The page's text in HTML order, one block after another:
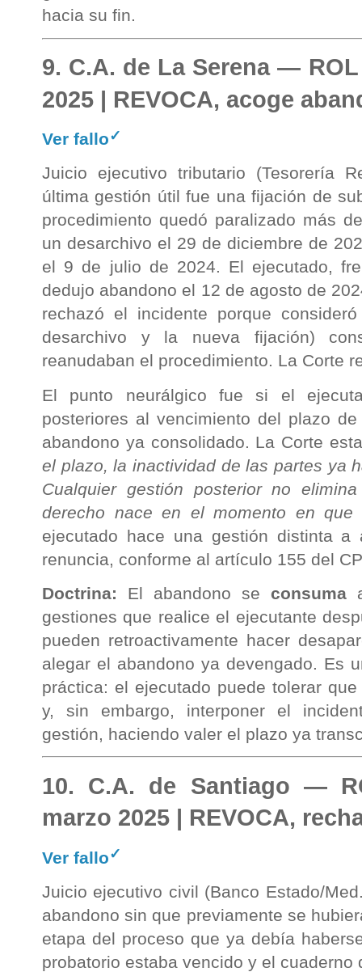
hacia su fin.
9. C.A. de La Serena — ROL
2025 | REVOCA, acoge
Ver fallo✓
Juicio ejecutivo tributario (Tesorería
última gestión útil fue una fijación de
procedimiento quedó paralizado más
un desarchivo el 29 de diciembre de
el 9 de julio de 2024. El ejecutado,
dedujo abandono el 12 de agosto de
rechazó el incidente porque
desarchivo y la nueva fijación)
reanudaban el procedimiento. La Corte
El punto neurálgico fue si el
posteriores al vencimiento del plazo
abandono ya consolidado. La Corte
el plazo, la inactividad de las partes ya
Cualquier gestión posterior no
derecho nace en el momento en
ejecutado hace una gestión distinta
renuncia, conforme al artículo 155 del
Doctrina: El abandono se consuma
gestiones que realice el ejecutante
pueden retroactivamente hacer
alegar el abandono ya devengado. Es
práctica: el ejecutado puede tolerar
y, sin embargo, interponer el
gestión, haciendo valer el plazo ya
10. C.A. de Santiago —
marzo 2025 | REVOCA,
Ver fallo✓
Juicio ejecutivo civil (Banco Estado/
abandono sin que previamente se
etapa del proceso que ya debía
probatorio estaba vencido y el